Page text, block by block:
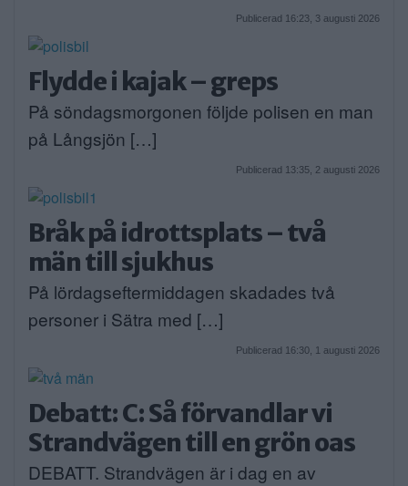
Publicerad 16:23, 3 augusti 2026
Flydde i kajak – greps
På söndagsmorgonen följde polisen en man
på Långsjön […]
Publicerad 13:35, 2 augusti 2026
Bråk på idrottsplats – två
män till sjukhus
På lördagseftermiddagen skadades två
personer i Sätra med […]
Publicerad 16:30, 1 augusti 2026
Debatt: C: Så förvandlar vi
Strandvägen till en grön oas
DEBATT. Strandvägen är i dag en av